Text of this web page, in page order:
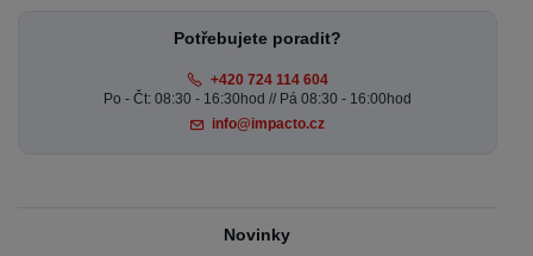
Potřebujete poradit?
+420 724 114 604
Po - Čt: 08:30 - 16:30hod // Pá 08:30 - 16:00hod
info@impacto.cz
Novinky